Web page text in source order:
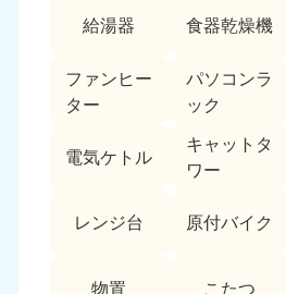
給湯器 食器乾燥機
ファンヒー
ター
パソコンラ
ック
電気ケトル
キャットタ
ワー
レンジ台 原付バイク
物置 こたつ